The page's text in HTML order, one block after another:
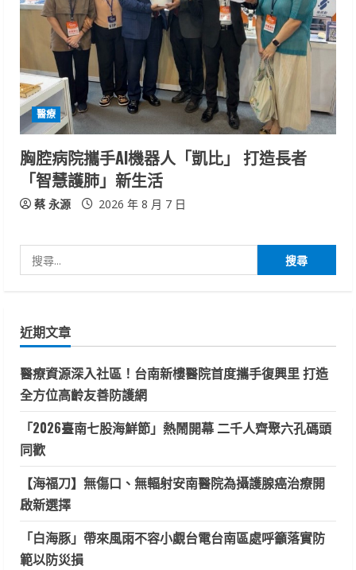
醫療
胸腔病院攜手AI機器人「凱比」 打造長者
「智慧護肺」新生活
蔡 永源 2026 年 8 月 7 日
尋
字:
近期文章
醫療資源深入社區！台南新樓醫院首度攜手復興里 打造
全方位高齡友善防護網
「2026臺南七股海鮮節」熱鬧開幕 二千人齊聚六孔碼頭
同歡
【海福刀】無傷口、無輻射安南醫院為攝護腺癌治療開
啟新選擇
「白海豚」帶來風雨不容小覷台電台南區處呼籲落實防
範以防災損